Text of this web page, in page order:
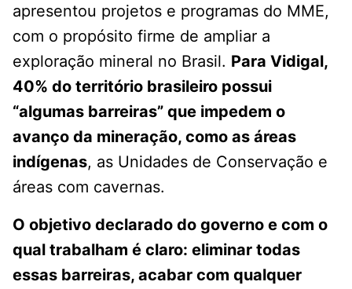
apresentou projetos e programas do MME,
com o propósito firme de ampliar a
exploração mineral no Brasil. Para Vidigal,
40% do território brasileiro possui
“algumas barreiras” que impedem o
avanço da mineração, como as áreas
indígenas, as Unidades de Conservação e
áreas com cavernas.
O objetivo declarado do governo e com o
qual trabalham é claro: eliminar todas
essas barreiras, acabar com qualquer